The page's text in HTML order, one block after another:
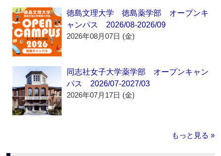
徳島文理大学 徳島薬学部 オープンキ
ャンパス 2026/08-2026/09
2026年08月07日 (金)
同志社女子大学薬学部 オープンキャン
パス 2026/07-2027/03
2026年07月17日 (金)
もっと見る »